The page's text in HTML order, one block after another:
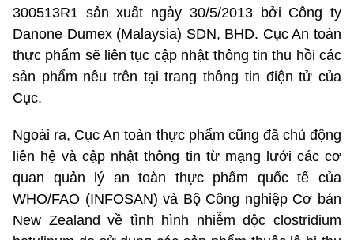
300513R1 sản xuất ngày 30/5/2013 bởi Công ty
Danone Dumex (Malaysia) SDN, BHD. Cục An toàn
thực phẩm sẽ liên tục cập nhật thông tin thu hồi các
sản phẩm nêu trên tại trang thông tin điện tử của
Cục.
Ngoài ra, Cục An toàn thực phẩm cũng đã chủ động
liên hệ và cập nhật thông tin từ mạng lưới các cơ
quan quản lý an toàn thực phẩm quốc tế của
WHO/FAO (INFOSAN) và Bộ Công nghiệp Cơ bản
New Zealand về tình hình nhiễm độc clostridium